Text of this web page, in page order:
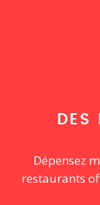
DES
Dépensez
restaurants